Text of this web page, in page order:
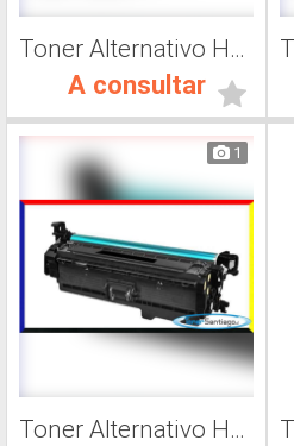
Toner Alternativo Hp CF503A, Impresora Láser
A consultar
1
Toner Alternativo Hp CF 401A, Impresora Láser